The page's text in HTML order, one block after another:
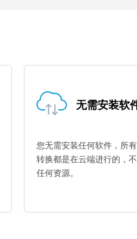
无需安装软
您无需安装任何软件，所
转换都是在云端进行的，
任何资源。